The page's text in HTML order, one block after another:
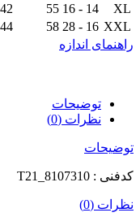
XL
14 - 16
55
42
XXL
16 - 28
58
44
راهنمای اندازه
توضیحات
نظرات (0)
توضیحات
کدفنی : T21_8107310
نظرات (0)